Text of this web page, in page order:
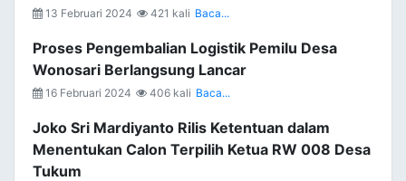
13 Februari 2024 421 kali Baca...
Proses Pengembalian Logistik Pemilu Desa
Wonosari Berlangsung Lancar
16 Februari 2024 406 kali Baca...
Joko Sri Mardiyanto Rilis Ketentuan dalam
Menentukan Calon Terpilih Ketua RW 008 Desa
Tukum